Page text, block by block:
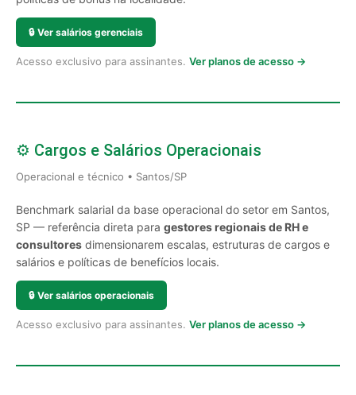
🔒 Ver salários gerenciais
Acesso exclusivo para assinantes. Ver planos de acesso →
⚙️ Cargos e Salários Operacionais
Operacional e técnico • Santos/SP
Benchmark salarial da base operacional do setor em Santos,
SP — referência direta para gestores regionais de RH e
consultores dimensionarem escalas, estruturas de cargos e
salários e políticas de benefícios locais.
🔒 Ver salários operacionais
Acesso exclusivo para assinantes. Ver planos de acesso →